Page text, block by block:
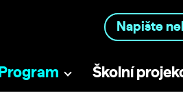
Program Školní